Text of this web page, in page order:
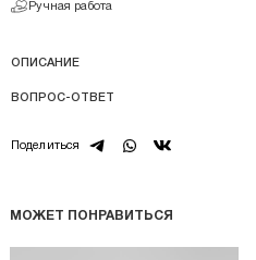
Ручная работа
ОПИСАНИЕ
ВОПРОС-ОТВЕТ
Поделиться telegramwhatsapp
vk
МОЖЕТ ПОНРАВИТЬСЯ